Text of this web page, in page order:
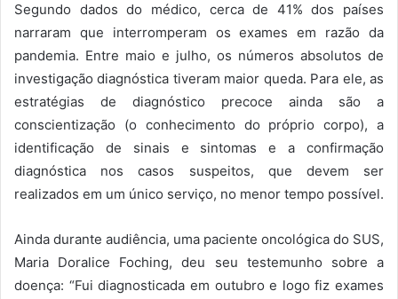
Segundo dados do médico, cerca de 41% dos países
narraram que interromperam os exames em razão da
pandemia. Entre maio e julho, os números absolutos de
investigação diagnóstica tiveram maior queda. Para ele, as
estratégias de diagnóstico precoce ainda são a
conscientização (o conhecimento do próprio corpo), a
identificação de sinais e sintomas e a confirmação
diagnóstica nos casos suspeitos, que devem ser
realizados em um único serviço, no menor tempo possível.
Ainda durante audiência, uma paciente oncológica do SUS,
Maria Doralice Foching, deu seu testemunho sobre a
doença: “Fui diagnosticada em outubro e logo fiz exames